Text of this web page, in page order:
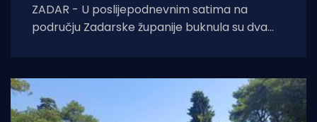
ZADAR - U poslijepodnevnim satima na
području Zadarske županije buknula su dva